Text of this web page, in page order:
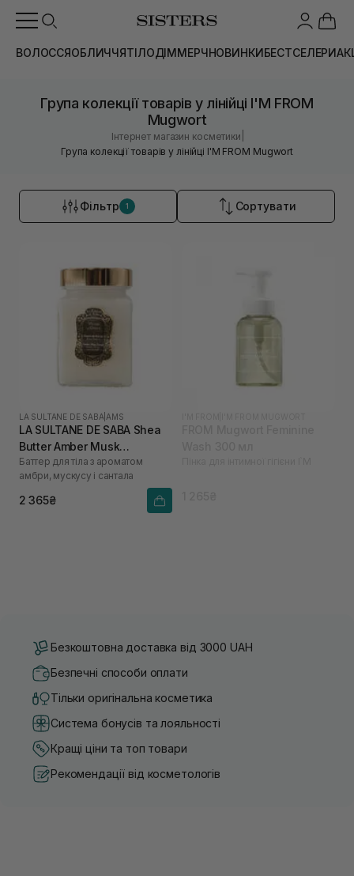
ВОЛОССЯОБЛИЧЧЯТІЛОДІММЕРЧНОВИНКИБЕСТСЕЛЕРИ
Група колекції товарів у лінійці I'M FROM
Mugwort
Інтернет магазин косметики
Група колекції товарів у лінійці I'M FROM Mugwort
Фільтр 1 Сортувати
LA SULTANE DE SABA AMS
LA SULTANE DE SABA Shea
Butter Amber Musk
Sandalwood 300 мл
Баттер для тіла з ароматом
амбри, мускусу і сантала
2 365₴
Безкоштовна доставка від 3000 UAH
Безпечні способи оплати
Тільки оригінальна косметика
Система бонусів та лояльності
Кращі ціни та топ товари
Рекомендації від косметологів